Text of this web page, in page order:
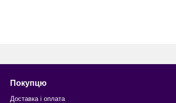
Покупцю
Доставка і оплата